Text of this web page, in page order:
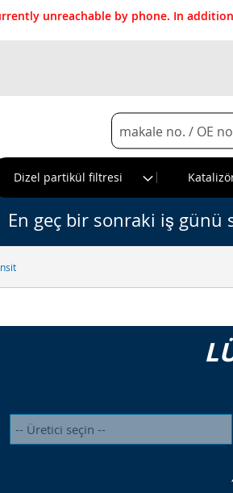
unreachable by phone. In
Search
Dizel partikül filtresi
En geç bir sonraki iş